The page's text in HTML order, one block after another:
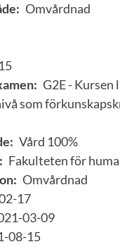
Omvårdnad
15
G2E - Kursen
som
Vård 100%
Fakulteten för
Omvårdnad
17
03-09
08-15